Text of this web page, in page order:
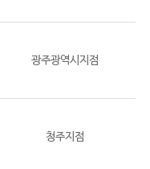
광주광역시지점
청주지점